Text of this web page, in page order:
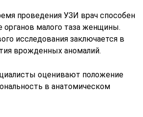
проведения УЗИ врач способен
органов малого таза женщины.
исследования заключается в
врожденных аномалий.
оценивают положение
в анатомическом